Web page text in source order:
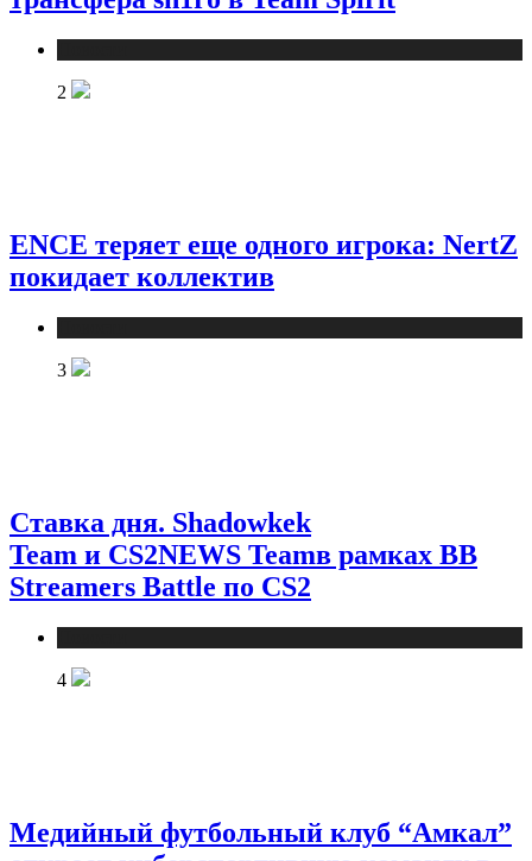
2
ENCE теряет еще одного игрока: NertZ
покидает коллектив
3
Ставка дня. Shadowkek
Team и CS2NEWS Teamв рамках BB
Streamers Battle по CS2
4
Медийный футбольный клуб “Амкал”